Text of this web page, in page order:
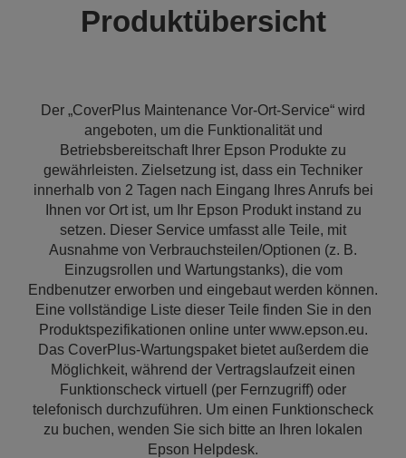
Produktübersicht
Der „CoverPlus Maintenance Vor-Ort-Service“ wird
angeboten, um die Funktionalität und
Betriebsbereitschaft Ihrer Epson Produkte zu
gewährleisten. Zielsetzung ist, dass ein Techniker
innerhalb von 2 Tagen nach Eingang Ihres Anrufs bei
Ihnen vor Ort ist, um Ihr Epson Produkt instand zu
setzen. Dieser Service umfasst alle Teile, mit
Ausnahme von Verbrauchsteilen/Optionen (z. B.
Einzugsrollen und Wartungstanks), die vom
Endbenutzer erworben und eingebaut werden können.
Eine vollständige Liste dieser Teile finden Sie in den
Produktspezifikationen online unter www.epson.eu.
Das CoverPlus-Wartungspaket bietet außerdem die
Möglichkeit, während der Vertragslaufzeit einen
Funktionscheck virtuell (per Fernzugriff) oder
telefonisch durchzuführen. Um einen Funktionscheck
zu buchen, wenden Sie sich bitte an Ihren lokalen
Epson Helpdesk.